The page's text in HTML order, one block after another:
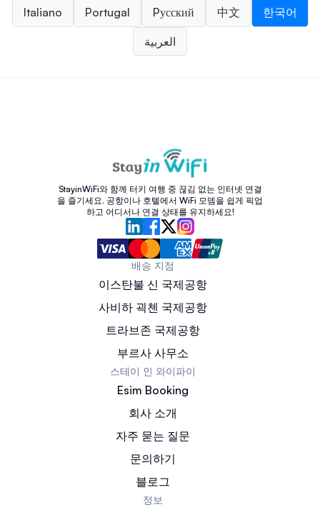
Italiano
Portugal Pусский 中文 한국어
العربية
StayinWiFi와 함께 터키 여행 중 끊김 없는 인터넷 연결
을 즐기세요. 공항이나 호텔에서 WiFi 모뎀을 쉽게 픽업
하고 어디서나 연결 상태를 유지하세요!
배송 지점
이스탄불 신 국제공항
사비하 괵첸 국제공항
트라브존 국제공항
부르사 사무소
스테이 인 와이파이
Esim Booking
회사 소개
자주 묻는 질문
문의하기
블로그
정보